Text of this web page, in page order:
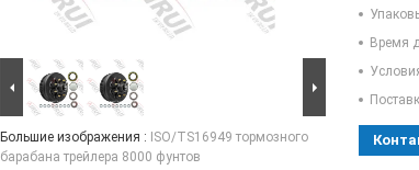
Большие изображения : ISO/TS16949 тормозного
барабана трейлера 8000 фунтов
Время